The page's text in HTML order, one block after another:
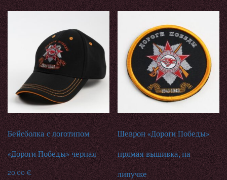
Бейсболка с логотипом
«Дороги Победы» черная
20,00€
Шеврон «Дороги Победы»
прямая вышивка, на
липучке